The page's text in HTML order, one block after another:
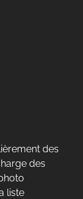
des
des
liste